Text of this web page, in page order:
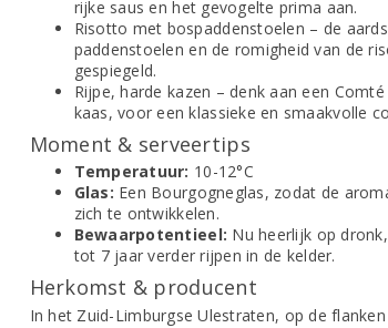
rijke saus en het gevogelte prima aan.
Risotto met bospaddenstoelen – de
paddenstoelen en de romigheid van de
gespiegeld.
Rijpe, harde kazen – denk aan een
kaas, voor een klassieke en smaakvolle
Moment & serveertips
Temperatuur: 10-12°C
Glas: Een Bourgogneglas, zodat de
zich te ontwikkelen.
Bewaarpotentieel: Nu heerlijk op
tot 7 jaar verder rijpen in de kelder.
Herkomst & producent
In het Zuid-Limburgse Ulestraten, op de